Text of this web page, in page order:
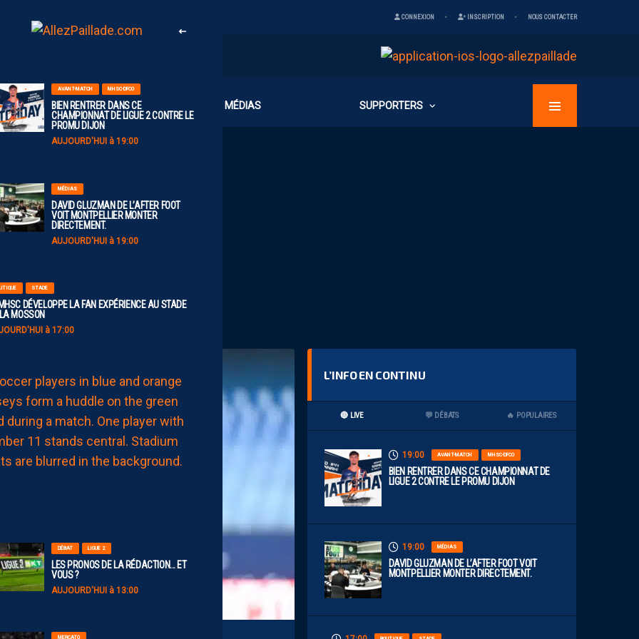
CONNEXION INSCRIPTION NOUS CONTACTER
CLUB MÉDIAS SUPPORTERS
AVANT-MATCH MHSC-DFCO
BIEN RENTRER DANS CE
CHAMPIONNAT DE LIGUE 2 CONTRE LE
PROMU DIJON
AUJOURD'HUI à 19:00
MÉDIAS
DAVID GLUZMAN DE L’AFTER FOOT
VOIT MONTPELLIER MONTER
DIRECTEMENT.
AUJOURD'HUI à 19:00
STADE
DÉVELOPPE LA FAN EXPÉRIENCE AU STADE
MOSSON
à 17:00
NOUVEAUX
PAILLADINS
DÉBAT LIGUE 2
LES PRONOS DE LA RÉDACTION… ET
VOUS ?
AUJOURD'HUI à 13:00
MERCATO
L’INFO EN CONTINU
🔴 LIVE 💬 DÉBATS 🔥 POPULAIRES
19:00 AVANT-MATCH MHSC-DFCO
BIEN RENTRER DANS CE CHAMPIONNAT DE
LIGUE 2 CONTRE LE PROMU DIJON
19:00 MÉDIAS
DAVID GLUZMAN DE L’AFTER FOOT VOIT
MONTPELLIER MONTER DIRECTEMENT.